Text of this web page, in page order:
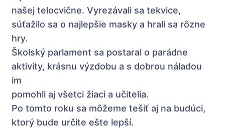
našej telocvične. Vyrezávali sa tekvice,
súťažilo sa o najlepšie masky a hrali sa rôzne
hry.
Školský parlament sa postaral o parádne
aktivity, krásnu výzdobu a s dobrou náladou
im
pomohli aj všetci žiaci a učitelia.
Po tomto roku sa môžeme tešiť aj na budúci,
ktorý bude určite ešte lepší.